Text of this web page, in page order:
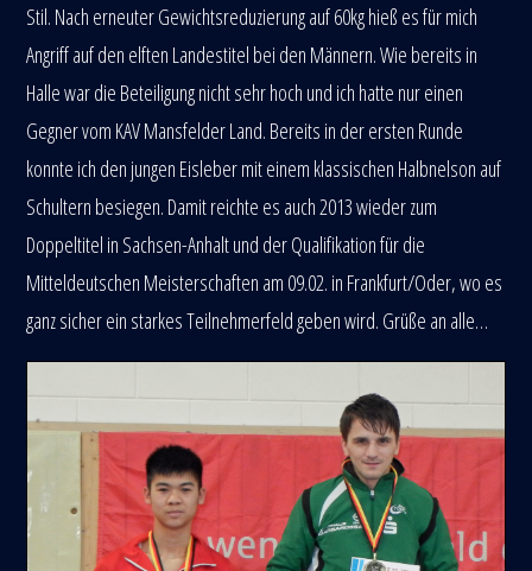
Stil. Nach erneuter Gewichtsreduzierung auf 60kg hieß es für mich
Angriff auf den elften Landestitel bei den Männern. Wie bereits in
Halle war die Beteiligung nicht sehr hoch und ich hatte nur einen
Gegner vom KAV Mansfelder Land. Bereits in der ersten Runde
konnte ich den jungen Eisleber mit einem klassischen Halbnelson auf
Schultern besiegen. Damit reichte es auch 2013 wieder zum
Doppeltitel in Sachsen-Anhalt und der Qualifikation für die
Mitteldeutschen Meisterschaften am 09.02. in Frankfurt/Oder, wo es
ganz sicher ein starkes Teilnehmerfeld geben wird. Grüße an alle…